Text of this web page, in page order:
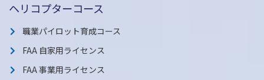
ヘリコプターコース
職業パイロット育成コース
FAA 自家用ライセンス
FAA 事業用ライセンス